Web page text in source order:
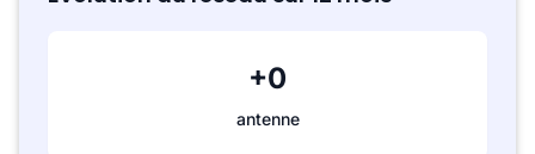
+0
antenne